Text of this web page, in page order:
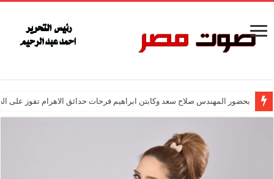
بحضور المهندس صلاح سعد وكابتن ابراهيم فرحات حدائق الاهرام تفوز على